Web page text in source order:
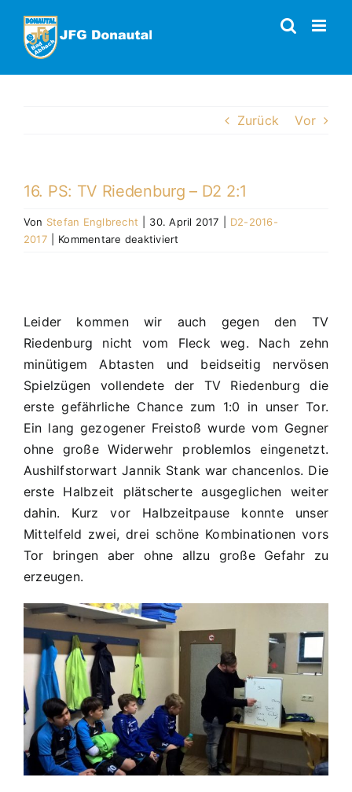
Inhalt
springen
Zurück Vor
16. PS: TV Riedenburg – D2 2:1
Von Stefan Englbrecht 30. April 2017
D2-2016-
2017
Kommentare deaktiviert
–
D2
2:1
Leider kommen wir auch gegen den TV
Riedenburg nicht vom Fleck weg. Nach zehn
minütigem Abtasten und beidseitig nervösen
Spielzügen vollendete der TV Riedenburg die
erste gefährliche Chance zum 1:0 in unser Tor.
Ein lang gezogener Freistoß wurde vom Gegner
ohne große Widerwehr problemlos eingenetzt.
Aushilfstorwart Jannik Stank war chancenlos. Die
erste Halbzeit plätscherte ausgeglichen weiter
dahin. Kurz vor Halbzeitpause konnte unser
Mittelfeld zwei, drei schöne Kombinationen vors
Tor bringen aber ohne allzu große Gefahr zu
erzeugen.